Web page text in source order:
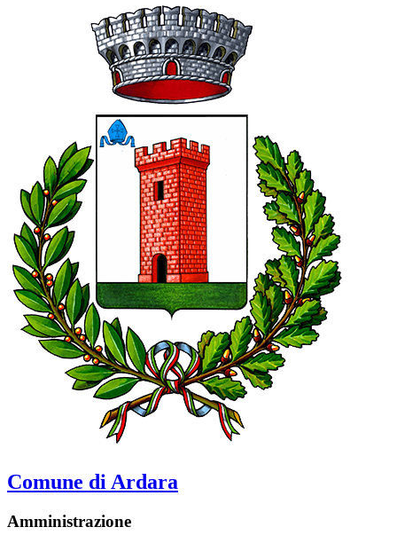
Comune di Ardara
Amministrazione